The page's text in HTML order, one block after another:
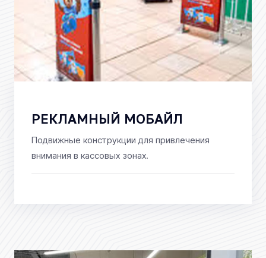
РЕКЛАМНЫЙ МОБАЙЛ
Подвижные конструкции для привлечения
внимания в кассовых зонах.